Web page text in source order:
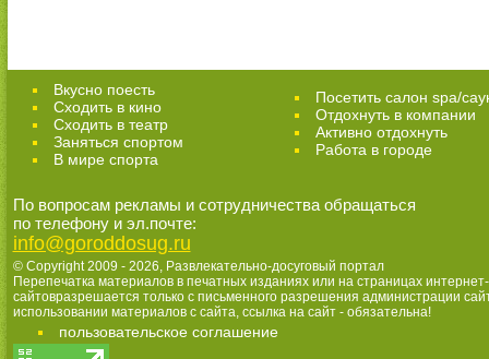
Вкусно поесть
Сходить в кино
Cходить в театр
Заняться спортом
В мире спорта
Посетить салон spa/
Отдохнуть в компании
Активно отдохнуть
Работа в городе
По вопросам рекламы и сотрудничества обращаться
по телефону и эл.почте:
info@goroddosug.ru
© Copyright 2009 - 2026, Развлекательно-досуговый портал
Перепечатка материалов в печатных изданиях или на страницах интернет-
сайтовразрешается только с письменного разрешения администрации
использовании материалов с сайта, ссылка на сайт - обязательна!
пользовательское соглашение